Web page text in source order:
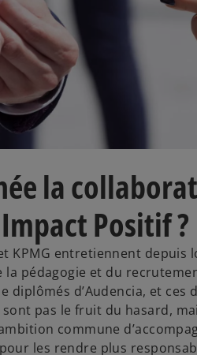
la
Positif ?
KPMG entretiennent depuis
pédagogie et du
diplômés d’Audencia, et
pas le fruit du hasard,
commune
les rendre plus